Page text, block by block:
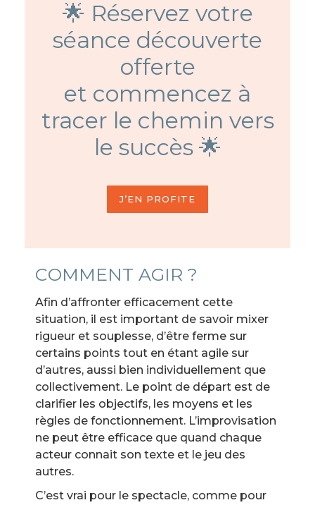
🌟 Réservez votre
séance découverte
offerte
et commencez à
tracer le chemin vers
le succès 🌟
J’EN PROFITE
COMMENT AGIR ?
Afin d’affronter efficacement cette
situation, il est important de savoir mixer
rigueur et souplesse, d’être ferme sur
certains points tout en étant agile sur
d’autres, aussi bien individuellement que
collectivement. Le point de départ est de
clarifier les objectifs, les moyens et les
règles de fonctionnement. L’improvisation
ne peut être efficace que quand chaque
acteur connait son texte et le jeu des
autres.
C’est vrai pour le spectacle, comme pour